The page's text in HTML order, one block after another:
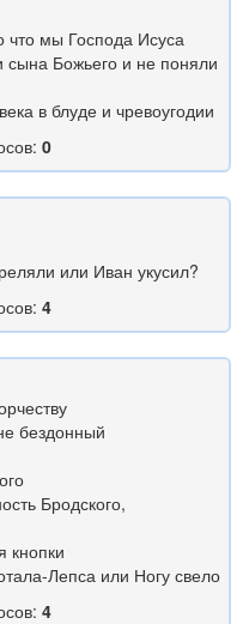
мы Господа Исуса
Божьего и не поняли
в блуде и чревоугодии
0
или Иван укусил?
4
бездонный
Бродского,
кнопки
Лепса или Ногу свело
4